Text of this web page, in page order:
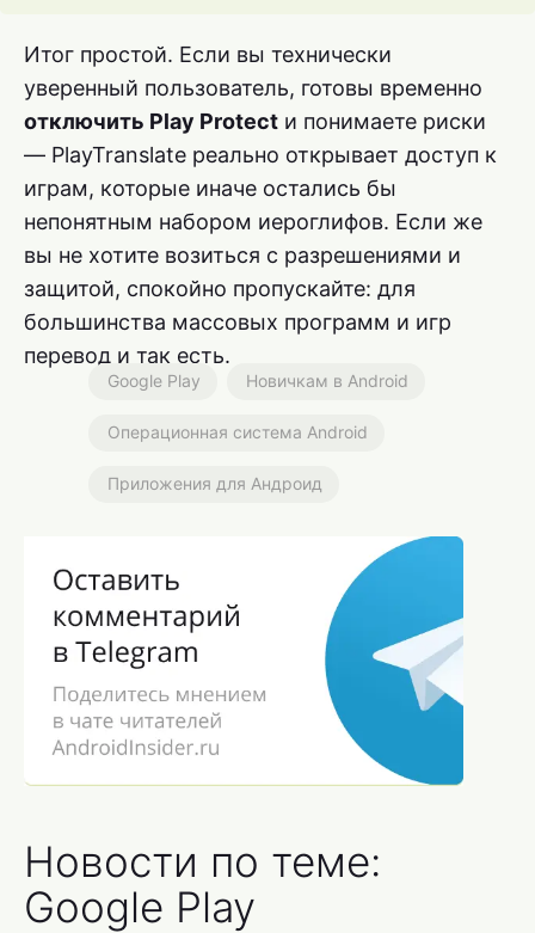
Итог простой. Если вы технически
уверенный пользователь, готовы временно
отключить Play Protect и понимаете риски
— PlayTranslate реально открывает доступ к
играм, которые иначе остались бы
непонятным набором иероглифов. Если же
вы не хотите возиться с разрешениями и
защитой, спокойно пропускайте: для
большинства массовых программ и игр
перевод и так есть.
Google Play Новичкам в Android
Операционная система Android
Приложения для Андроид
Новости по теме:
Google Play